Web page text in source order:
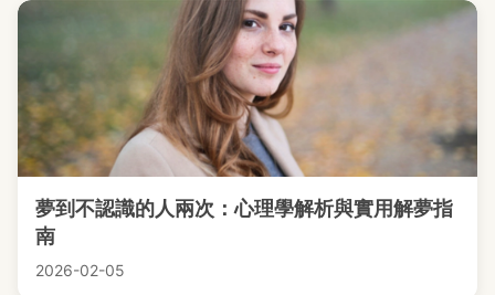
夢到不認識的人兩次：心理學解析與實用解夢指
南
2026-02-05